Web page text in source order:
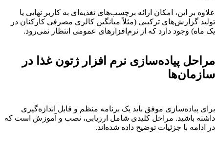
علاوه بر این، امکان ارائه برچسب‌های تغذیه‌ای به کاربر نهایی یا
تولید گزارش‌های ترکیبی (مثلاً میانگین کالری مصرفی کارکنان در
یک ماه) وجود دارد که از نرم‌افزارهای عمومی انتظار نمی‌رود.
مراحل پیاده‌سازی نرم افزار ژتون غذا در
سازمان‌ها
برای پیاده‌سازی موفق باید یک برنامه منظم و قابل اندازه‌گیری
داشته باشید. مراحل کلیدی شامل ارزیابی، نصب و آموزش است که
در ادامه با جزئیات توضیح داده شده‌اند.